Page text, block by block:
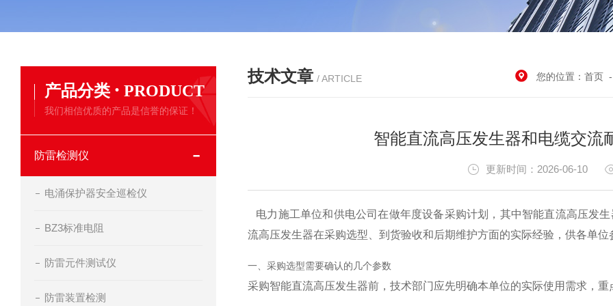
产品分类 · PRODUCT
我们相信优质的产品是信誉的保证！
防雷检测仪
电涌保护器安全巡检仪
BZ3标准电阻
防雷元件测试仪
防雷装置检测
技术文章 / ARTICLE 您的位置： 首页
智能直流高压发生器和电缆交流
更新时间：2026-06-10
电力施工单位和供电公司在做年度设备采购计划，其中智能直流高压发
流高压发生器在采购选型、到货验收和后期维护方面的实际经验，供各单位
一、采购选型需要确认的几个参数
采购智能直流高压发生器前，技术部门应先明确本单位的实际使用需求，